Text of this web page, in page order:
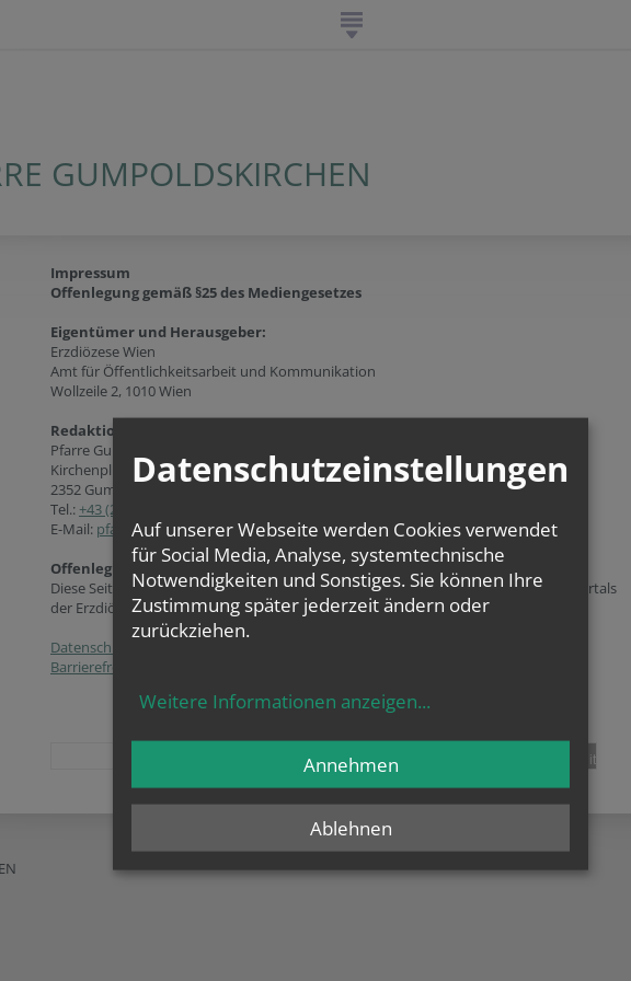
GUMPOLDSKIRCHEN
Impressum
Offenlegung gemäß §25 des Mediengesetzes
Eigentümer und Herausgeber:
Erzdiözese Wien
Amt für Öffentlichkeitsarbeit und Kommunikation
Wollzeile 2, 1010 Wien
Redaktion:
Pfarre Gumpoldskirchen
Kirchenpl. 3
2352 Gumpoldskirchen
Tel.: +43 (2252) 621 97
E-Mail: pfarre.gumpoldskirchen@katholischekirche.at
Offenlegung zur grundlegenden Richtung:
Diese Seite ist der Webauftritt von Pfarre Gumpoldskirchen im Rahmen des Webportals
der Erzdiözese Wien.
Datenschutzerklärung
Barrierefreiheitserklärung
tweet pin it
Datenschutzeinstellungen
Auf unserer Webseite werden Cookies verwendet
für Social Media, Analyse, systemtechnische
Notwendigkeiten und Sonstiges. Sie können Ihre
Zustimmung später jederzeit ändern oder
zurückziehen.
Weitere Informationen anzeigen...
Ablehnen
Annehmen